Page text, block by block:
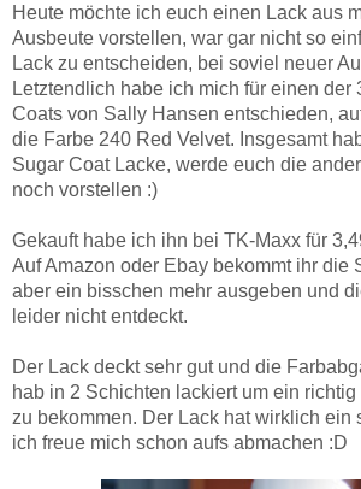
Heute möchte ich euch einen Lack aus
Ausbeute vorstellen, war gar nicht so
Lack zu entscheiden, bei soviel neuer
Letztendlich habe ich mich für einen der
Coats von Sally Hansen entschieden,
die Farbe 240 Red Velvet. Insgesamt
Sugar Coat Lacke, werde euch die
noch vorstellen :)
Gekauft habe ich ihn bei TK-Maxx für
Auf Amazon oder Ebay bekommt ihr die
aber ein bisschen mehr ausgeben und
leider nicht entdeckt.
Der Lack deckt sehr gut und die
hab in 2 Schichten lackiert um ein
zu bekommen. Der Lack hat wirklich ein
ich freue mich schon aufs abmachen :D